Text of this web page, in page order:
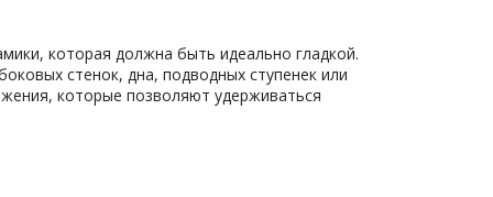
которая должна быть идеально гладкой.
стенок, дна, подводных ступенек или
которые позволяют удерживаться